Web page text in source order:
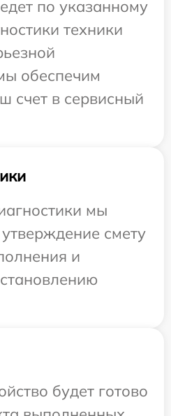
по указанному
техники
обеспечим
счет в сервисный
мы
смету
и
будет готово